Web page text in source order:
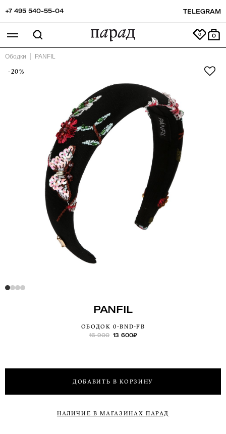
+7 495 540-55-04 TELEGRAM
0
Ободки PANFIL
-20%
PANFIL
ОБОДОК 0-BND-FB
16 900 13 600₽
ДОБАВИТЬ В КОРЗИНУ
НАЛИЧИЕ В МАГАЗИНАХ ПАРАД